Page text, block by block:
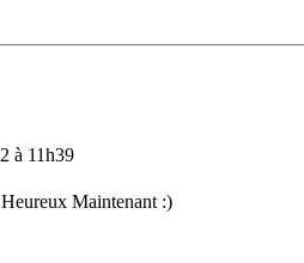
à 11h39
Maintenant :)